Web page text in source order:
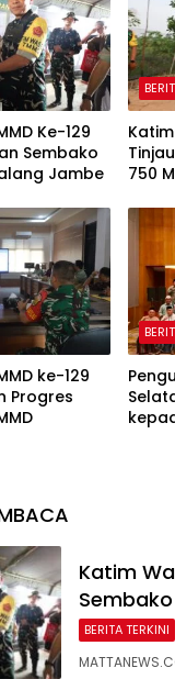
Ke-129
Sembako
Jambe
750
ke-129
Progres
Katim
BERITA TERKINI